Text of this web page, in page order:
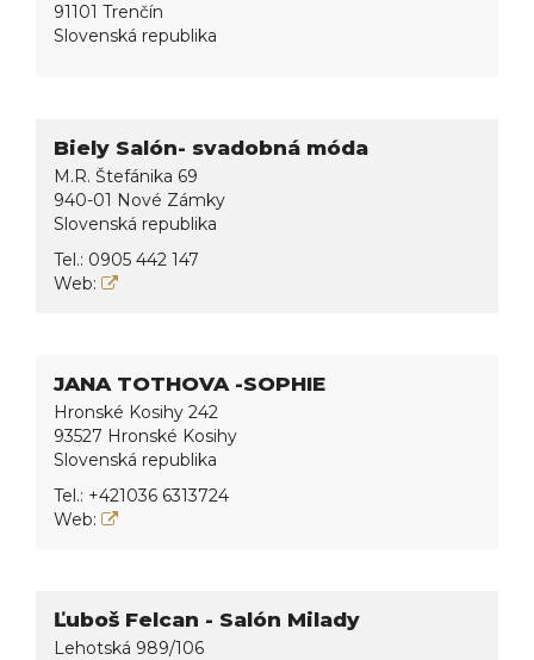
91101 Trenčín
Slovenská republika
Biely Salón- svadobná móda
M.R. Štefánika 69
940-01 Nové Zámky
Slovenská republika
Tel.: 0905 442 147
Web:
JANA TOTHOVA -SOPHIE
Hronské Kosihy 242
93527 Hronské Kosihy
Slovenská republika
Tel.: +421036 6313724
Web:
Ľuboš Felcan - Salón Milady
Lehotská 989/106